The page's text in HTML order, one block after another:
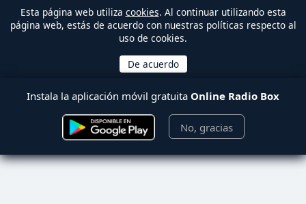
Esta página web utiliza cookies. Al continuar utilizando esta
página web, estás de acuerdo con nuestras políticas respecto al
uso de cookies.
Instala la aplicación móvil gratuita Online Radio Box
No, gracias